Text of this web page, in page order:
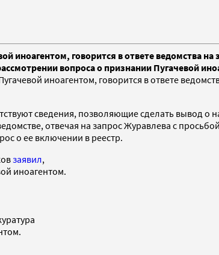
иноагентом, говорится в ответе ведомства
вопроса о признании Пугачевой
иноагентом, говорится в ответе
сведения, позволяющие сделать вывод о
отвечая на запрос Журавлева с
о ее включении в реестр.
заявил,
иноагентом.